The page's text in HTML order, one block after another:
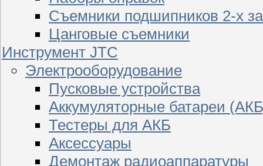
Съемники подшипников 2-х
Цанговые съемники
Инструмент JTC
Электрооборудование
Пусковые устройства
Аккумуляторные батареи
Тестеры для АКБ
Аксессуары
Демонтаж радиоаппаратуры